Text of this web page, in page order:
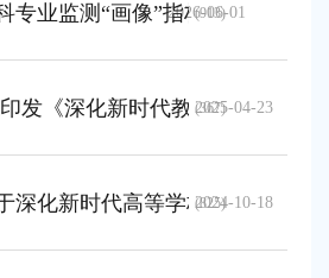
2026-06-01
专业监测“画像”指标（试行）（
(913)
2025-04-23
发《深化新时代教育评价改革总
(367)
2024-10-18
深化新时代高等学校评估改革方
(825)